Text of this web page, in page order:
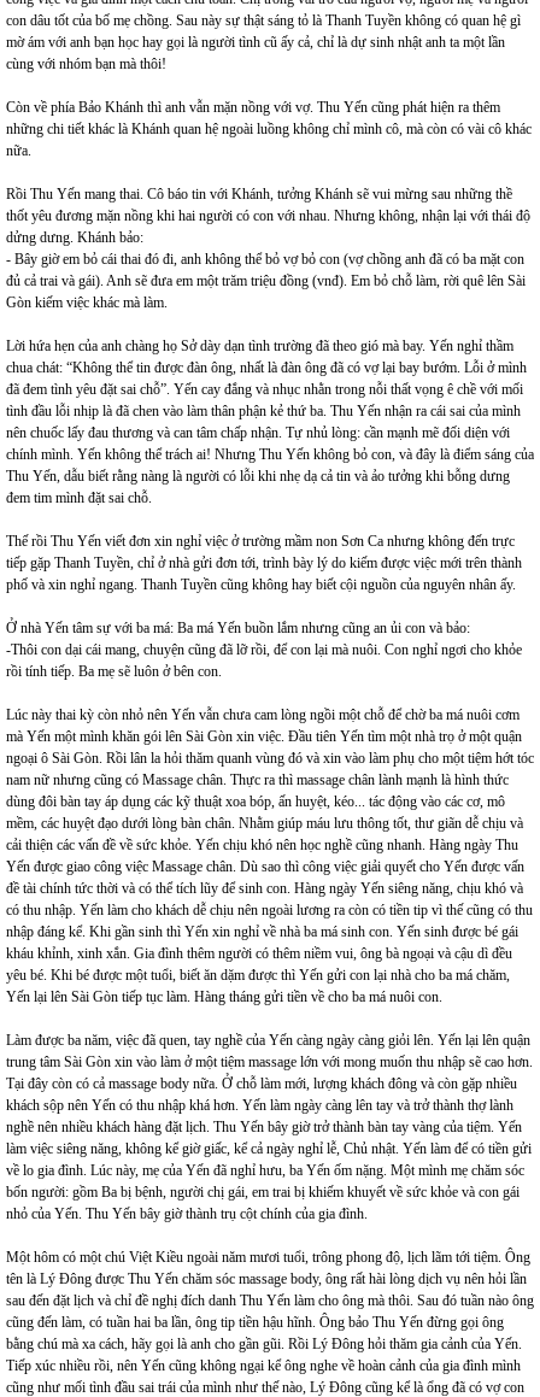
con dâu tốt của bố mẹ chồng. Sau này sự thật sáng tỏ là Thanh Tuyền không có quan hệ gì
mờ ám với anh bạn học hay gọi là người tình cũ ấy cả, chỉ là dự sinh nhật anh ta một lần
cùng với nhóm bạn mà thôi!
Còn về phía Bảo Khánh thì anh vẫn mặn nồng với vợ. Thu Yến cũng phát hiện ra thêm
những chi tiết khác là Khánh quan hệ ngoài luồng không chỉ mình cô, mà còn có vài cô khác
nữa.
Rồi Thu Yến mang thai. Cô báo tin với Khánh, tưởng Khánh sẽ vui mừng sau những thề
thốt yêu đương mặn nồng khi hai người có con với nhau. Nhưng không, nhận lại với thái độ
dửng dưng. Khánh bảo:
- Bây giờ em bỏ cái thai đó đi, anh không thể bỏ vợ bỏ con (vợ chồng anh đã có ba mặt con
đủ cả trai và gái). Anh sẽ đưa em một trăm triệu đồng (vnđ). Em bỏ chỗ làm, rời quê lên Sài
Gòn kiếm việc khác mà làm.
Lời hứa hẹn của anh chàng họ Sở dày dạn tình trường đã theo gió mà bay. Yến nghỉ thầm
chua chát: “Không thể tin được đàn ông, nhất là đàn ông đã có vợ lại bay bướm. Lỗi ở mình
đã đem tình yêu đặt sai chỗ”. Yến cay đắng và nhục nhằn trong nỗi thất vọng ê chề với mối
tình đầu lỗi nhịp là đã chen vào làm thân phận kẻ thứ ba. Thu Yến nhận ra cái sai của mình
nên chuốc lấy đau thương và can tâm chấp nhận. Tự nhủ lòng: cần mạnh mẽ đối diện với
chính mình. Yến không thể trách ai! Nhưng Thu Yến không bỏ con, và đây là điểm sáng của
Thu Yến, dẫu biết rằng nàng là người có lỗi khi nhẹ dạ cả tin và ảo tưởng khi bỗng dưng
đem tim mình đặt sai chỗ.
Thế rồi Thu Yến viết đơn xin nghỉ việc ở trường mầm non Sơn Ca nhưng không đến trực
tiếp gặp Thanh Tuyền, chỉ ở nhà gửi đơn tới, trình bày lý do kiếm được việc mới trên thành
phố và xin nghỉ ngang. Thanh Tuyền cũng không hay biết cội nguồn của nguyên nhân ấy.
Ở nhà Yến tâm sự với ba má: Ba má Yến buồn lắm nhưng cũng an ủi con và bảo:
-Thôi con dại cái mang, chuyện cũng đã lỡ rồi, để con lại mà nuôi. Con nghỉ ngơi cho khỏe
rồi tính tiếp. Ba mẹ sẽ luôn ở bên con.
Lúc này thai kỳ còn nhỏ nên Yến vẫn chưa cam lòng ngồi một chỗ để chờ ba má nuôi cơm
mà Yến một mình khăn gói lên Sài Gòn xin việc. Đầu tiên Yến tìm một nhà trọ ở một quận
ngoại ô Sài Gòn. Rồi lân la hỏi thăm quanh vùng đó và xin vào làm phụ cho một tiệm hớt tóc
nam nữ nhưng cũng có Massage chân. Thực ra thì massage chân lành mạnh là hình thức
dùng đôi bàn tay áp dụng các kỹ thuật xoa bóp, ấn huyệt, kéo... tác động vào các cơ, mô
mềm, các huyệt đạo dưới lòng bàn chân. Nhằm giúp máu lưu thông tốt, thư giãn dễ chịu và
cải thiện các vấn đề về sức khỏe. Yến chịu khó nên học nghề cũng nhanh. Hàng ngày Thu
Yến được giao công việc Massage chân. Dù sao thì công việc giải quyết cho Yến được vấn
đề tài chính tức thời và có thể tích lũy để sinh con. Hàng ngày Yến siêng năng, chịu khó và
có thu nhập. Yến làm cho khách dễ chịu nên ngoài lương ra còn có tiền tip vì thế cũng có thu
nhập đáng kể. Khi gần sinh thì Yến xin nghỉ về nhà ba má sinh con. Yến sinh được bé gái
kháu khỉnh, xinh xắn. Gia đình thêm người có thêm niềm vui, ông bà ngoại và cậu dì đều
yêu bé. Khi bé được một tuổi, biết ăn dặm được thì Yến gửi con lại nhà cho ba má chăm,
Yến lại lên Sài Gòn tiếp tục làm. Hàng tháng gửi tiền về cho ba má nuôi con.
Làm được ba năm, việc đã quen, tay nghề của Yến càng ngày càng giỏi lên. Yến lại lên quận
trung tâm Sài Gòn xin vào làm ở một tiệm massage lớn với mong muốn thu nhập sẽ cao hơn.
Tại đây còn có cả massage body nữa. Ở chỗ làm mới, lượng khách đông và còn gặp nhiều
khách sộp nên Yến có thu nhập khá hơn. Yến làm ngày càng lên tay và trở thành thợ lành
nghề nên nhiều khách hàng đặt lịch. Thu Yến bây giờ trở thành bàn tay vàng của tiệm. Yến
làm việc siêng năng, không kể giờ giấc, kể cả ngày nghỉ lễ, Chủ nhật. Yến làm để có tiền gửi
về lo gia đình. Lúc này, mẹ của Yến đã nghỉ hưu, ba Yến ốm nặng. Một mình mẹ chăm sóc
bốn người: gồm Ba bị bệnh, người chị gái, em trai bị khiếm khuyết về sức khỏe và con gái
nhỏ của Yến. Thu Yến bây giờ thành trụ cột chính của gia đình.
Một hôm có một chú Việt Kiều ngoài năm mươi tuổi, trông phong độ, lịch lãm tới tiệm. Ông
tên là Lý Đông được Thu Yến chăm sóc massage body, ông rất hài lòng dịch vụ nên hỏi lần
sau đến đặt lịch và chỉ đề nghị đích danh Thu Yến làm cho ông mà thôi. Sau đó tuần nào ông
cũng đến làm, có tuần hai ba lần, ông tip tiền hậu hĩnh. Ông bảo Thu Yến đừng gọi ông
bằng chú mà xa cách, hãy gọi là anh cho gần gũi. Rồi Lý Đông hỏi thăm gia cảnh của Yến.
Tiếp xúc nhiều rồi, nên Yến cũng không ngại kể ông nghe về hoàn cảnh của gia đình mình
cũng như mối tình đầu sai trái của mình như thế nào, Lý Đông cũng kể là ổng đã có vợ con